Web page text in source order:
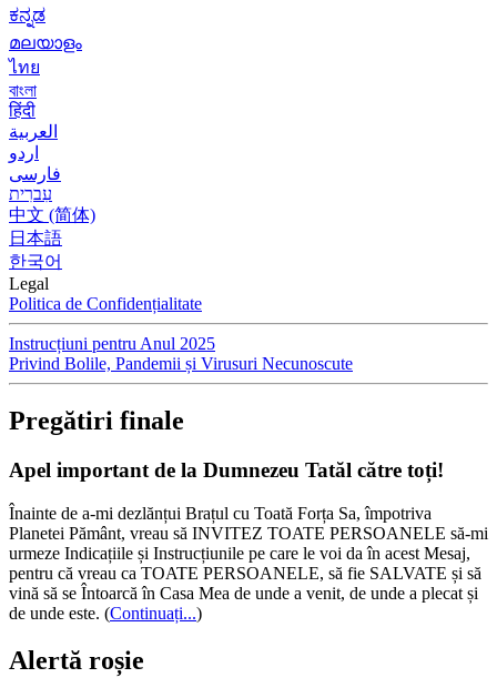
ಕನ್ನಡ
മലയാളം
ไทย
বাংলা
हिंदी
العربية
اردو
فارسی
עִברִית
中文 (简体)
日本語
한국어
Legal
Politica de Confidențialitate
Instrucțiuni pentru Anul 2025
Privind Bolile, Pandemii și Virusuri Necunoscute
Pregătiri finale
Apel important de la Dumnezeu Tatăl către toți!
Înainte de a-mi dezlănțui Brațul cu Toată Forța Sa, împotriva
Planetei Pământ, vreau să INVITEZ TOATE PERSOANELE să-mi
urmeze Indicațiile și Instrucțiunile pe care le voi da în acest Mesaj,
pentru că vreau ca TOATE PERSOANELE, să fie SALVATE și să
vină să se Întoarcă în Casa Mea de unde a venit, de unde a plecat și
de unde este. (Continuați...)
Alertă roșie